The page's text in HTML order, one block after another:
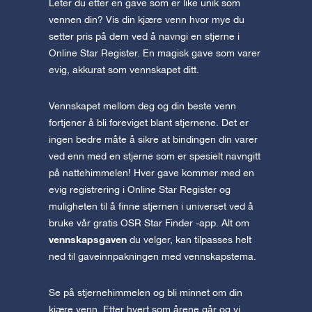
Leter du etter en gave som er like unik som
vennen din? Vis din kjære venn hvor mye du
setter pris på dem ved å navngi en stjerne i
Online Star Register. En magisk gave som varer
evig, akkurat som vennskapet ditt.
Vennskapet mellom deg og din beste venn
fortjener å bli foreviget blant stjernene. Det er
ingen bedre måte å sikre at bindingen din varer
ved enn med en stjerne som er spesielt navngitt
på nattehimmelen! Hver gave kommer med en
evig registrering i Online Star Register og
muligheten til å finne stjernen i universet ved å
bruke vår gratis OSR Star Finder -app. Alt om
vennskapsgaven du velger, kan tilpasses helt
ned til gaveinnpakningen med vennskapstema.
Se på stjernehimmelen og bli minnet om din
kjære venn. Etter hvert som årene går og vi